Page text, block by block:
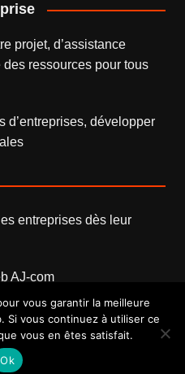
projet, d’assistance
ressources pour tous
d’entreprises, développer
entreprises dès leur
AJ-com
vous garantir la meilleure
Si vous continuez à utiliser ce
vous en êtes satisfait.
Ok